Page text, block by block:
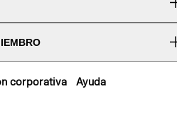
corporativa Ayuda